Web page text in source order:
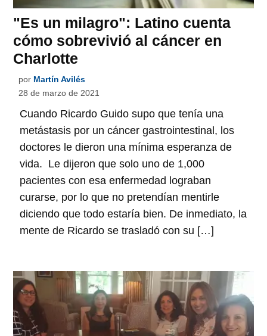
"Es un milagro": Latino cuenta
cómo sobrevivió al cáncer en
Charlotte
por Martín Avilés
28 de marzo de 2021
Cuando Ricardo Guido supo que tenía una
metástasis por un cáncer gastrointestinal, los
doctores le dieron una mínima esperanza de
vida. Le dijeron que solo uno de 1,000
pacientes con esa enfermedad lograban
curarse, por lo que no pretendían mentirle
diciendo que todo estaría bien. De inmediato, la
mente de Ricardo se trasladó con su […]